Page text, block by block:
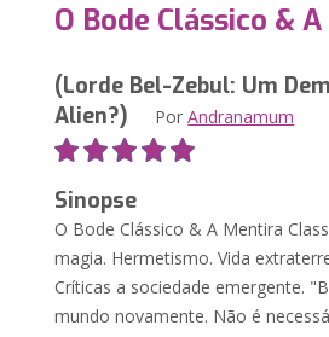
O Bode Clássico &
(Lorde Bel-Zebul: Um
Alien?) PorAndranamum
Sinopse
O Bode Clássico & A Mentira
magia. Hermetismo. Vida
Críticas a sociedade emergente.
mundo novamente. Não é